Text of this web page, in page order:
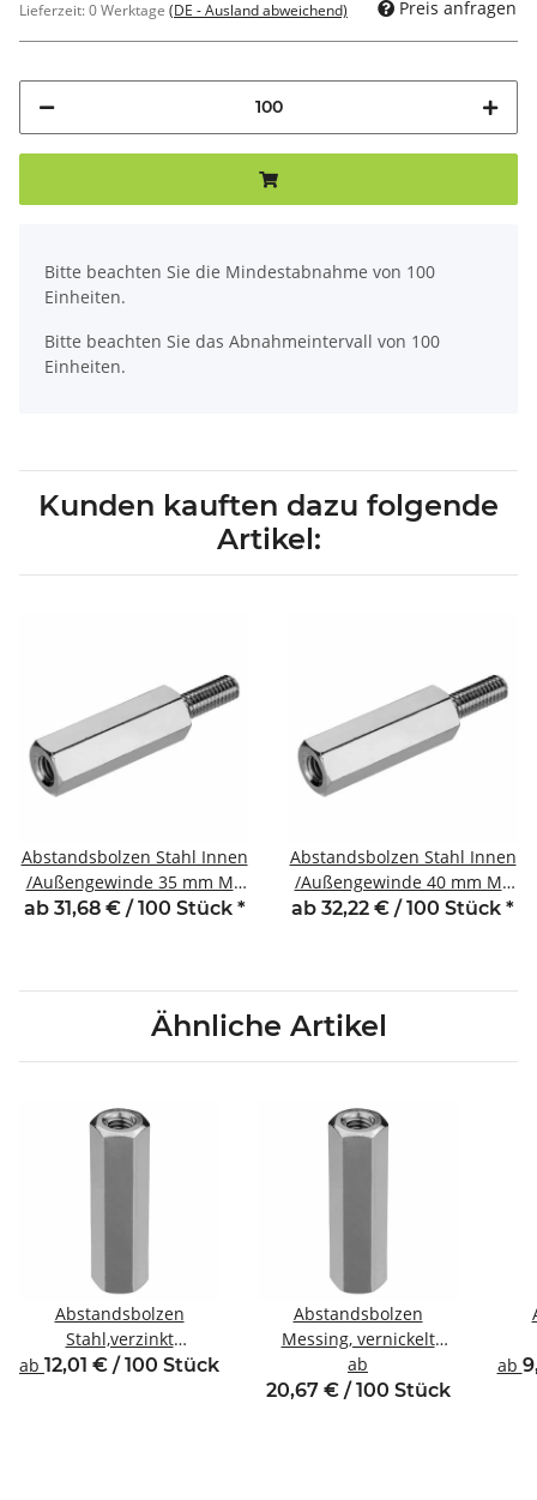
Lieferzeit:0 Werktage (DE - Ausland abweichend) Preis anfragen
Bitte beachten Sie die Mindestabnahme von 100
Einheiten.
Bitte beachten Sie das Abnahmeintervall von 100
Einheiten.
Kunden kauften dazu folgende
Artikel:
Abstandsbolzen Stahl Innen
/Außengewinde 35 mm M5
SW8 AG 8
ab 31,68 € / 100 Stück *
Abstandsbolzen Stahl Innen
/Außengewinde 40 mm M5
SW8 AG 8
ab 32,22 € / 100 Stück *
Ähnliche Artikel
Abstandsbolzen
Stahl,verzinkt
Innen/Innengewinde M4
ab 12,01 € / 100 Stück
Abstandsbolzen
Messing, vernickelt
Innen/Innengewinde M5
SW8
ab
20,67 € / 100 Stück
ab